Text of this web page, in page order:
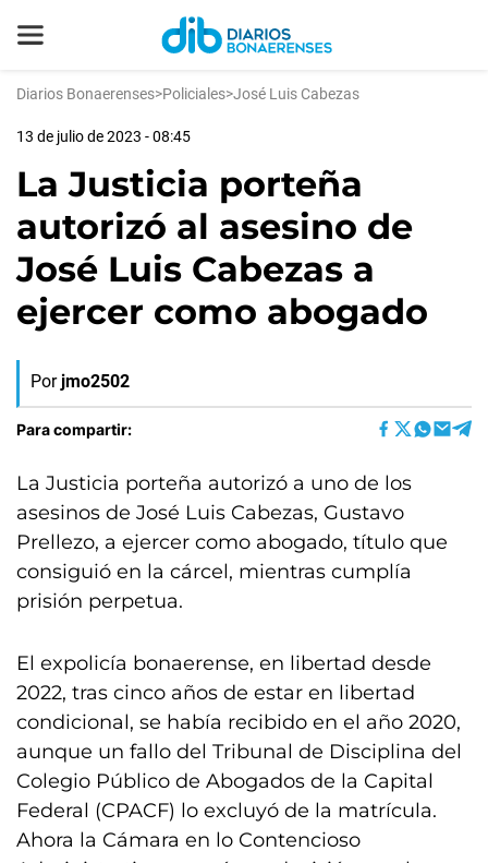
Diarios Bonaerenses>Policiales>José Luis Cabezas
13 de julio de 2023 - 08:45
La Justicia porteña
autorizó al asesino de
José Luis Cabezas a
ejercer como abogado
Por jmo2502
Para compartir:
La Justicia porteña autorizó a uno de los
asesinos de José Luis Cabezas, Gustavo
Prellezo, a ejercer como abogado, título que
consiguió en la cárcel, mientras cumplía
prisión perpetua.
El expolicía bonaerense, en libertad desde
2022, tras cinco años de estar en libertad
condicional, se había recibido en el año 2020,
aunque un fallo del Tribunal de Disciplina del
Colegio Público de Abogados de la Capital
Federal (CPACF) lo excluyó de la matrícula.
Ahora la Cámara en lo Contencioso